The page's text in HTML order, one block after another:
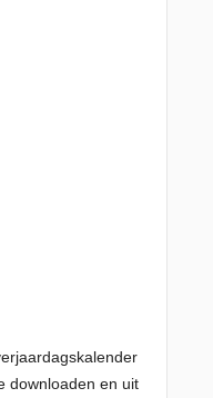
downloaden en uit